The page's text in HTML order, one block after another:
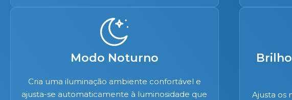
Modo Noturno
​Cria uma iluminação ambiente confortável e
ajusta-se automaticamente à luminosidade que
Ajusta os